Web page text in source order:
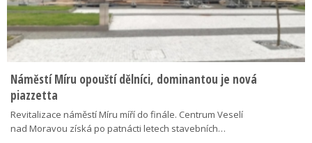
Náměstí Míru opouští dělníci, dominantou je nová
piazzetta
Revitalizace náměstí Míru míří do finále. Centrum Veselí
nad Moravou získá po patnácti letech stavebních…